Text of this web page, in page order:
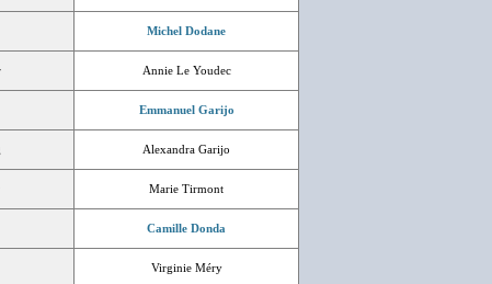
Michel Dodane
Annie Le Youdec
Emmanuel Garijo
Alexandra Garijo
Marie Tirmont
Camille Donda
Virginie Méry